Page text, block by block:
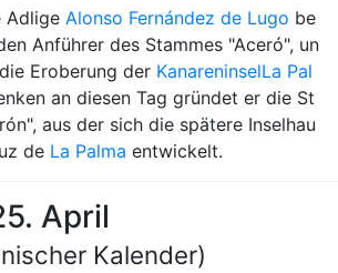
Adlige Alonso Fernández de Lugo be
Anführer des Stammes "Aceró", un
Eroberung der KanareninselLa Pal
an diesen Tag gründet er die St
aus der sich die spätere Inselhau
de La Palma entwickelt.
April
Kalender)